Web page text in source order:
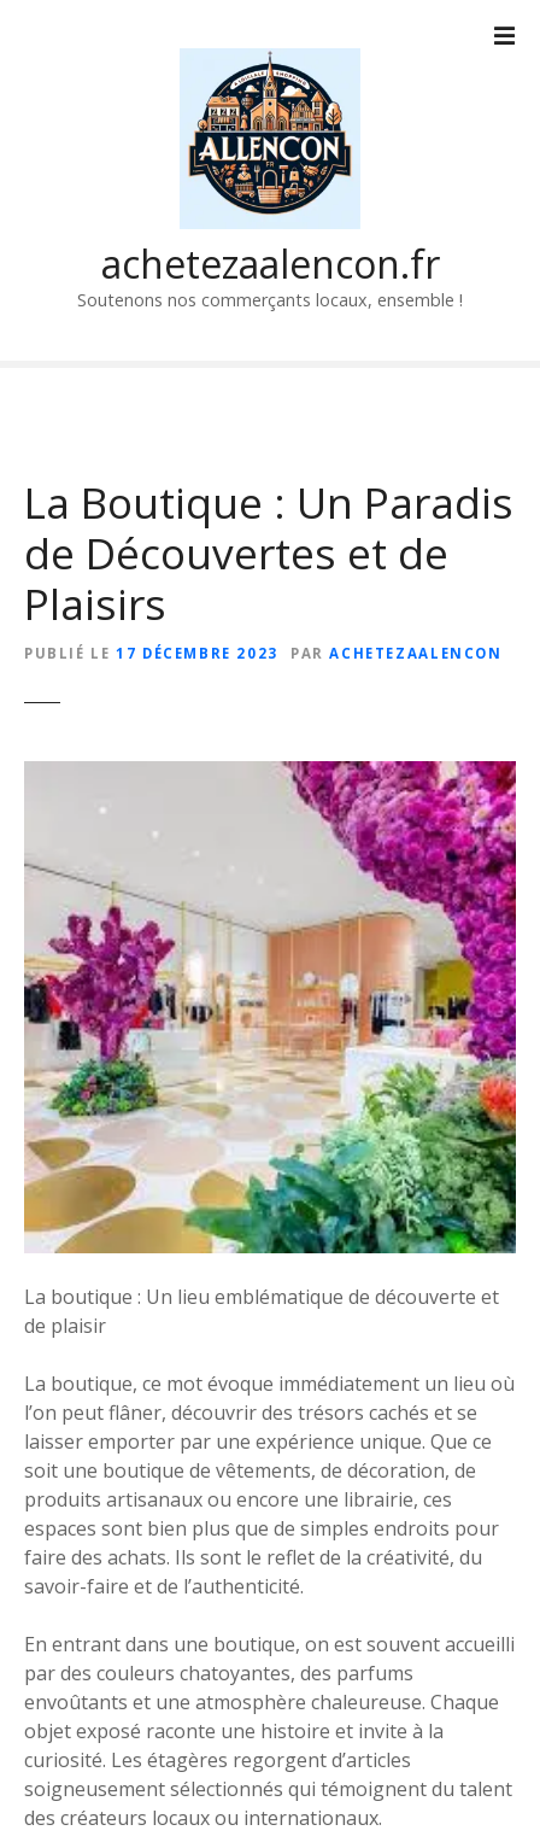
achetezaalencon.fr
Soutenons nos commerçants locaux, ensemble !
La Boutique : Un Paradis
de Découvertes et de
Plaisirs
PUBLIÉ LE 17 DÉCEMBRE 2023 PAR ACHETEZAALENCON
La boutique : Un lieu emblématique de découverte et
de plaisir
La boutique, ce mot évoque immédiatement un lieu où
l’on peut flâner, découvrir des trésors cachés et se
laisser emporter par une expérience unique. Que ce
soit une boutique de vêtements, de décoration, de
produits artisanaux ou encore une librairie, ces
espaces sont bien plus que de simples endroits pour
faire des achats. Ils sont le reflet de la créativité, du
savoir-faire et de l’authenticité.
En entrant dans une boutique, on est souvent accueilli
par des couleurs chatoyantes, des parfums
envoûtants et une atmosphère chaleureuse. Chaque
objet exposé raconte une histoire et invite à la
curiosité. Les étagères regorgent d’articles
soigneusement sélectionnés qui témoignent du talent
des créateurs locaux ou internationaux.